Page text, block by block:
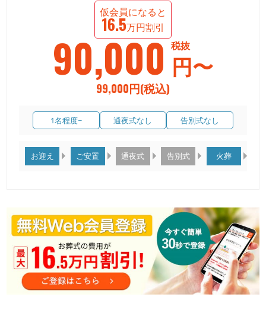
仮会員になると
16.5万円割引
90,000 円〜
税抜
99,000円(税込)
1名程度~ 通夜式なし 告別式なし
お迎え ご安置 通夜式 告別式 火葬